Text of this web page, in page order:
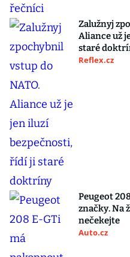
Zalužnyj
Aliance už
staré
Reflex.cz
Peugeot
značky. Na
nečekejte
Auto.cz